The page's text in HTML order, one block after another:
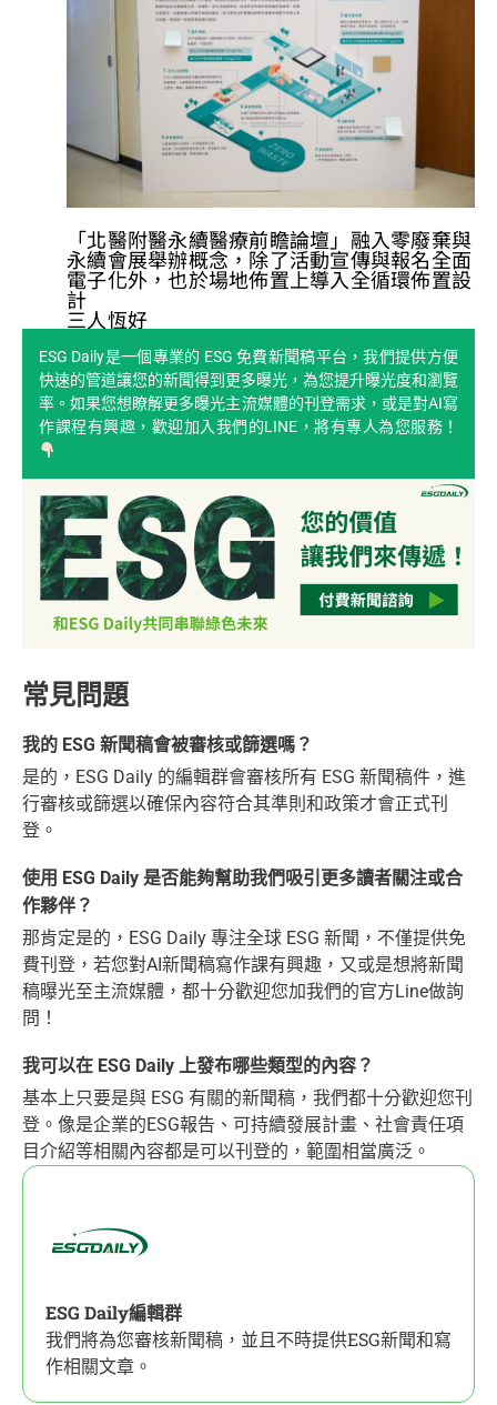
「北醫附醫永續醫療前瞻論壇」融入零廢棄與
永續會展舉辦概念，除了活動宣傳與報名全面
電子化外，也於場地佈置上導入全循環佈置設
計
三人恆好
ESG Daily是一個專業的 ESG 免費新聞稿平台，我們提供方便
快速的管道讓您的新聞得到更多曝光，為您提升曝光度和瀏覽
率。如果您想瞭解更多曝光主流媒體的刊登需求，或是對AI寫
作課程有興趣，歡迎加入我們的LINE，將有專人為您服務！
常見問題
我的 ESG 新聞稿會被審核或篩選嗎？
是的，ESG Daily 的編輯群會審核所有 ESG 新聞稿件，進
行審核或篩選以確保內容符合其準則和政策才會正式刊
登。
使用 ESG Daily 是否能夠幫助我們吸引更多讀者關注或合
作夥伴？
那肯定是的，ESG Daily 專注全球 ESG 新聞，不僅提供免
費刊登，若您對AI新聞稿寫作課有興趣，又或是想將新聞
稿曝光至主流媒體，都十分歡迎您加我們的官方Line做詢
問！
我可以在 ESG Daily 上發布哪些類型的內容？
基本上只要是與 ESG 有關的新聞稿，我們都十分歡迎您刊
登。像是企業的ESG報告、可持續發展計畫、社會責任項
目介紹等相關內容都是可以刊登的，範圍相當廣泛。
ESG Daily編輯群
我們將為您審核新聞稿，並且不時提供ESG新聞和寫
作相關文章。